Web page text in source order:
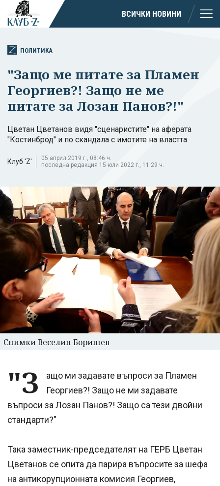
ВСИЧКИ НОВИНИ
ПОЛИТИКА
"Защо ме питате за Пламен
Георгиев?! Защо не ме
питате за Лозан Панов?!"
Цветан Цветанов видя "сценаристите" на аферата
"Костинброд" и по скандала с имотите на властта
Клуб 'Z'
05 април 2019 г., 08:46 ч.
последна редакция 15 юли 2022 г., 11:29 ч.
Снимки Веселин Боришев
"З
ащо ми задавате въпроси за Пламен
Георгиев?! Защо не ми задавате
въпроси за Лозан Панов?! Защо са тези двойни
стандарти?"
Така заместник-председателят на ГЕРБ Цветан
Цветанов се опита да парира въпросите за шефа
на антикорупционната комисия Георгиев,